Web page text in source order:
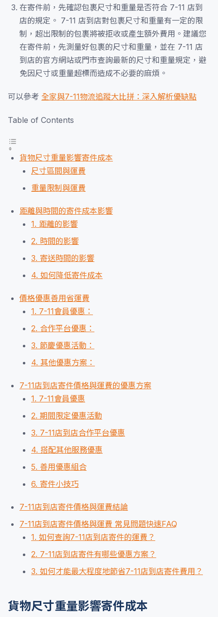
在寄件前，先確認包裹尺寸和重量是否符合 7-11 店到
店的規定。 7-11 店到店對包裹尺寸和重量有一定的限
制，超出限制的包裹將被拒收或產生額外費用。建議您
在寄件前，先測量好包裹的尺寸和重量，並在 7-11 店
到店的官方網站或門市查詢最新的尺寸和重量規定，避
免因尺寸或重量超標而造成不必要的麻煩。
可以參考 全家與7-11物流追蹤大比拼：深入解析優缺點
Table of Contents
貨物尺寸重量影響寄件成本
尺寸區間與運費
重量限制與運費
距離與時間的寄件成本影響
1. 距離的影響
2. 時間的影響
3. 寄送時間的影響
4. 如何降低寄件成本
價格優惠善用省運費
1. 7-11會員優惠：
2. 合作平台優惠：
3. 節慶優惠活動：
4. 其他優惠方案：
7-11店到店寄件價格與運費的優惠方案
1. 7-11會員優惠
2. 期間限定優惠活動
3. 7-11店到店合作平台優惠
4. 搭配其他服務優惠
5. 善用優惠組合
6. 寄件小技巧
7-11店到店寄件價格與運費結論
7-11店到店寄件價格與運費 常見問題快速FAQ
1. 如何查詢7-11店到店寄件的運費？
2. 7-11店到店寄件有哪些優惠方案？
3. 如何才能最大程度地節省7-11店到店寄件費用？
貨物尺寸重量影響寄件成本